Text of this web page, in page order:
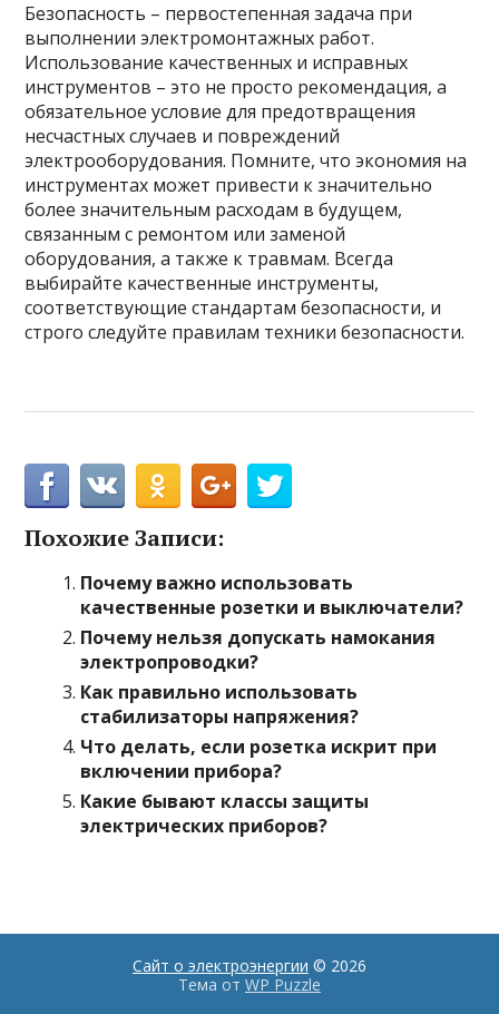
Безопасность – первостепенная задача при
выполнении электромонтажных работ.
Использование качественных и исправных
инструментов – это не просто рекомендация, а
обязательное условие для предотвращения
несчастных случаев и повреждений
электрооборудования. Помните, что экономия на
инструментах может привести к значительно
более значительным расходам в будущем,
связанным с ремонтом или заменой
оборудования, а также к травмам. Всегда
выбирайте качественные инструменты,
соответствующие стандартам безопасности, и
строго следуйте правилам техники безопасности.
Похожие Записи:
Почему важно использовать
качественные розетки и выключатели?
Почему нельзя допускать намокания
электропроводки?
Как правильно использовать
стабилизаторы напряжения?
Что делать, если розетка искрит при
включении прибора?
Какие бывают классы защиты
электрических приборов?
Сайт о электроэнергии © 2026
Тема от WP Puzzle